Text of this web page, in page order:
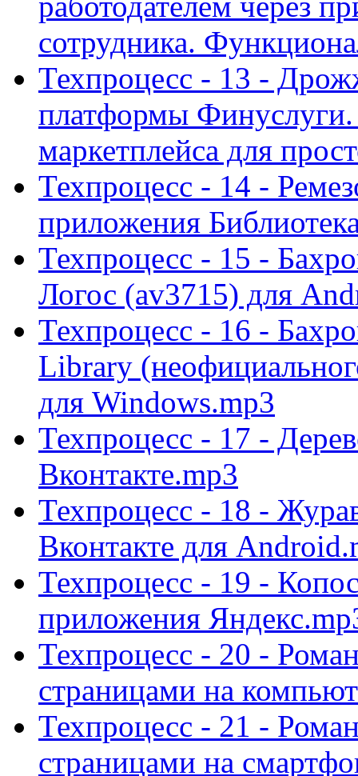
сотрудника.
Техпроцесс - 13 -
платформы
маркетплейса для
Техпроцесс - 14 -
приложения
Техпроцесс - 15 -
Логос (av3715) для
Техпроцесс - 16 -
Library
для Windows.mp3
Техпроцесс - 17 -
Вконтакте.mp3
Техпроцесс - 18 -
Вконтакте для
Техпроцесс - 19 -
приложения
Техпроцесс - 20 -
страницами на
Техпроцесс - 21 -
страницами на